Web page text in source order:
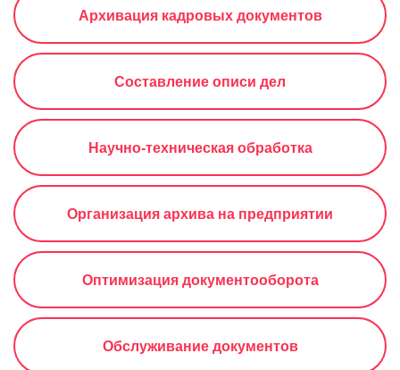
Архивация кадровых документов
Составление описи дел
Научно-техническая обработка
Организация архива на предприятии
Оптимизация документооборота
Обслуживание документов